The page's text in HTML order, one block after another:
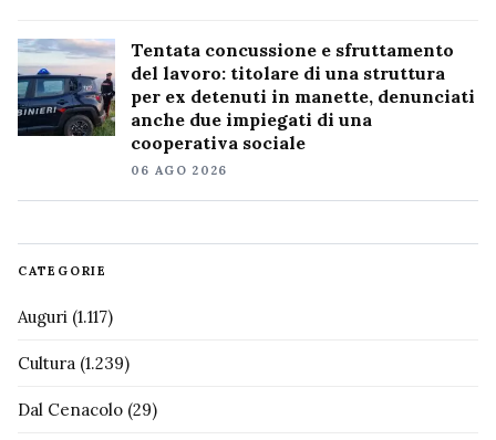
Tentata concussione e sfruttamento
del lavoro: titolare di una struttura
per ex detenuti in manette, denunciati
anche due impiegati di una
cooperativa sociale
06 AGO 2026
CATEGORIE
Auguri (1.117)
Cultura (1.239)
Dal Cenacolo (29)